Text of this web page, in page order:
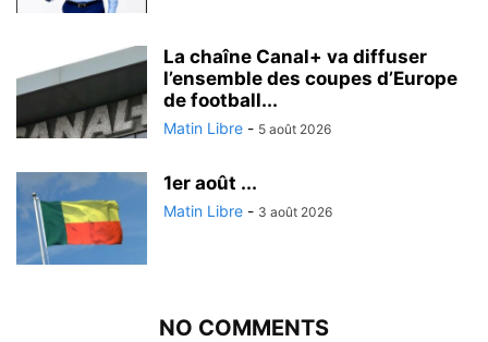
La chaîne Canal+ va diffuser
l’ensemble des coupes d’Europe
de football...
Matin Libre - 5 août 2026
1er août ...
Matin Libre - 3 août 2026
NO COMMENTS